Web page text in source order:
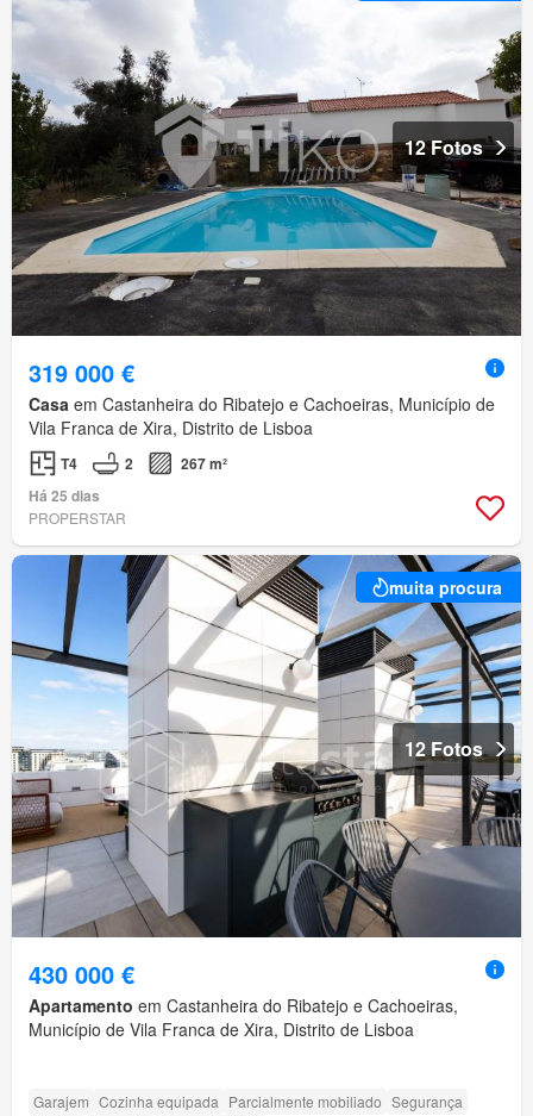
12 Fotos
319 000 €
Casa em Castanheira do Ribatejo e Cachoeiras, Município de
Vila Franca de Xira, Distrito de Lisboa
T4 2
267 m²
Há 25 dias
PROPERSTAR
muita procura
12 Fotos
430 000 €
Apartamento em Castanheira do Ribatejo e Cachoeiras,
Município de Vila Franca de Xira, Distrito de Lisboa
Garajem Cozinha equipada Parcialmente mobiliado Segurança